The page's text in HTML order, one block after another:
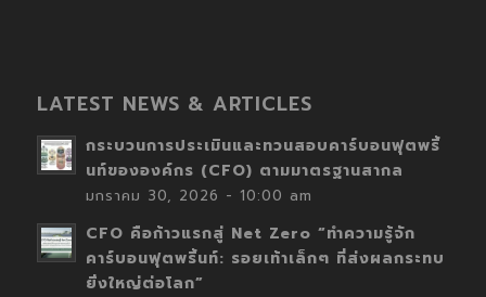
LATEST NEWS & ARTICLES
กระบวนการประเมินและทวนสอบคาร์บอนฟุตพริ้
นท์ขององค์กร (CFO) ตามมาตรฐานสากล
มกราคม 30, 2026 - 10:00 am
CFO คือก้าวแรกสู่ Net Zero “ทำความรู้จัก
คาร์บอนฟุตพริ้นท์: รอยเท้าเล็กๆ ที่ส่งผลกระทบ
ยิ่งใหญ่ต่อโลก”